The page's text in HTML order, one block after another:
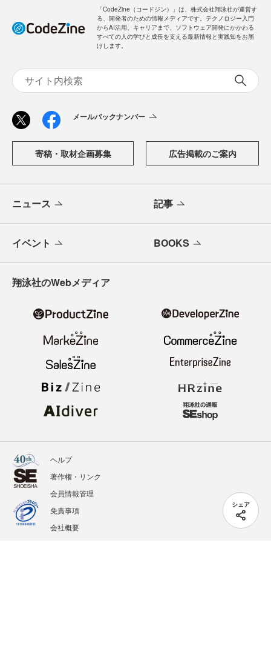
シェア
「CodeZine（コードジン）」は、株式会社翔泳社が運営す
る、開発者のための情報メディアです。テクノロジー入門
からAI活用、キャリアまで、ソフトウェア開発にかかわる
すべての人の学びと成長を支える最新情報と実践知をお届
けします。
メールバックナンバー
寄稿・取材企画募集 広告掲載のご案内
ニュース 記事
イベント BOOKS
翔泳社のWebメディア
ヘルプ
著作権・リンク
会員情報管理
免責事項
会社概要